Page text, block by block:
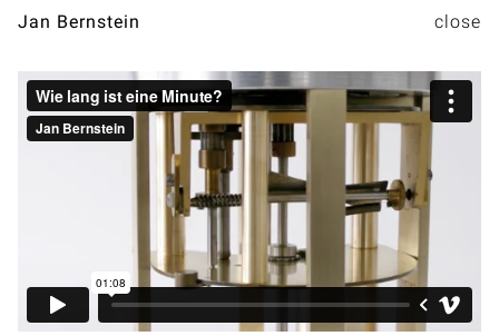
Jan Bernstein